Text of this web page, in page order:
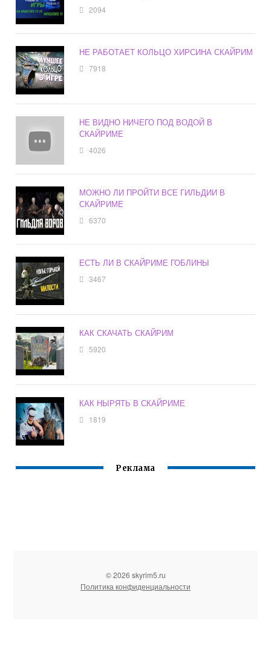
2094
НЕ РАБОТАЕТ КОЛЬЦО ХИРСИНА СКАЙРИМ
7918
НЕ ВИДНО НИЧЕГО ПОД ВОДОЙ В
СКАЙРИМЕ
4026
МОЖНО ЛИ ПРОЙТИ ВСЕ ГИЛЬДИИ В
СКАЙРИМЕ
6370
ЕСТЬ ЛИ В СКАЙРИМЕ ГОБЛИНЫ
3467
КАК СКАЧАТЬ СКАЙРИМ
5920
КАК НЫРЯТЬ В СКАЙРИМЕ
1819
Реклама
© 2026 skyrim5.ru
Политика конфиденциальности